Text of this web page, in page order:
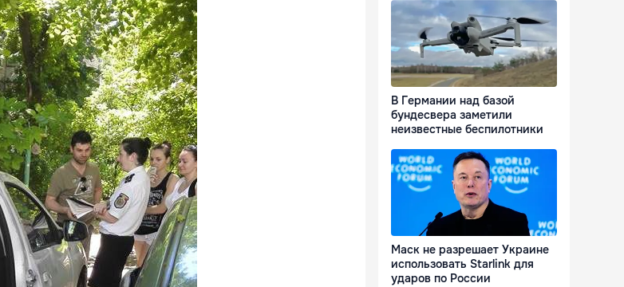
В Германии над базой
бундесвера заметили
неизвестные беспилотники
Маск не разрешает Украине
использовать Starlink для
ударов по России